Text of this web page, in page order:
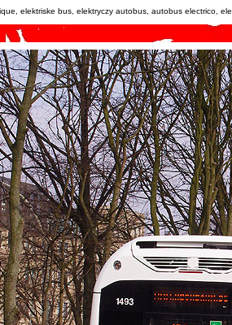
elektriske bus, elektryczy autobus, autobus electrico,